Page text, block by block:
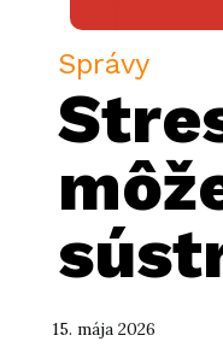
Správy
15. mája 2026